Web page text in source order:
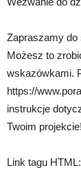
Zapraszamy do
Możesz to
wskazówkami.
https://
instrukcje
Twoim projekcie!
Link tagu HTML: